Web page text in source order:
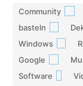
Community
basteln
Windows
Google
Software